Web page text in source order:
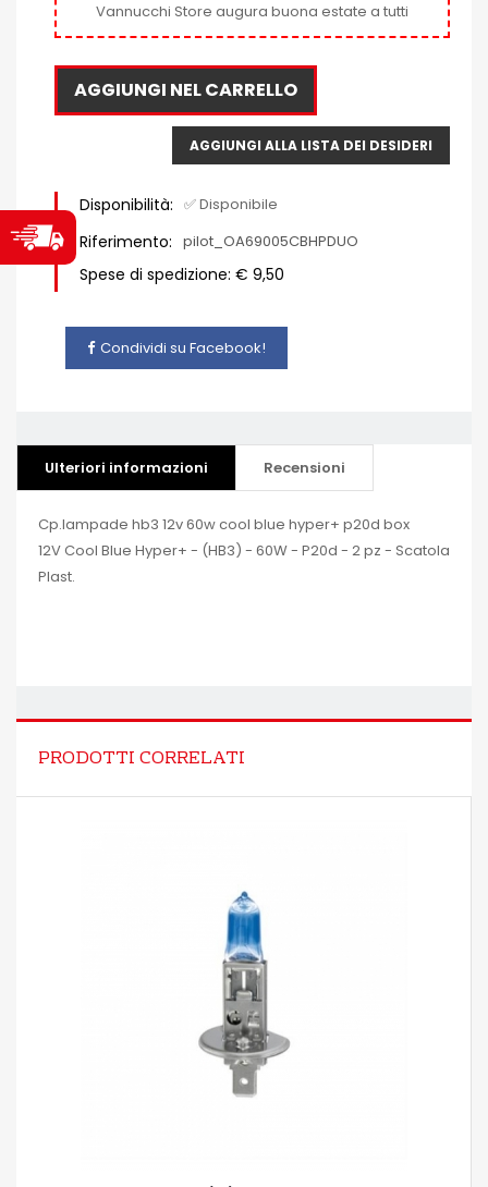
Vannucchi Store augura buona estate a tutti
AGGIUNGI NEL CARRELLO
AGGIUNGI ALLA LISTA DEI DESIDERI
Disponibilità: ✅ Disponibile
Riferimento: pilot_OA69005CBHPDUO
Spese di spedizione: € 9,50
Condividi su Facebook!
Ulteriori informazioni Recensioni
Cp.lampade hb3 12v 60w cool blue hyper+ p20d box
12V Cool Blue Hyper+ - (HB3) - 60W - P20d - 2 pz - Scatola
Plast.
PRODOTTI CORRELATI